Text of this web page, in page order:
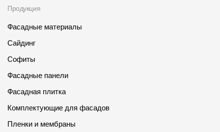
Контакты
Контроль качества кровли
Качество фасадов
Награды
Предложения по сотрудничеству
Вакансии
Продукция
Фасадные материалы
Сайдинг
Софиты
Фасадные панели
Фасадная плитка
Комплектующие для фасадов
Пленки и мембраны